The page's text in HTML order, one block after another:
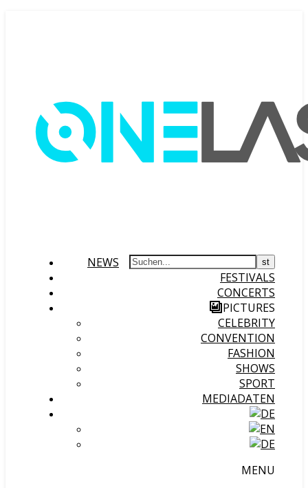
NEWS
FESTIVALS
CONCERTS
PICTURES
CELEBRITY
CONVENTION
FASHION
SHOWS
SPORT
MEDIADATEN
MENU